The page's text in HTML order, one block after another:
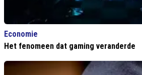
Economie
Het fenomeen dat gaming veranderde